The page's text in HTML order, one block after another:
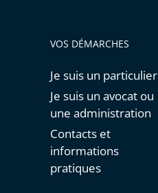
VOS DÉMARCHES
Je suis un particulier
Je suis un avocat ou
une administration
Contacts et
informations
pratiques